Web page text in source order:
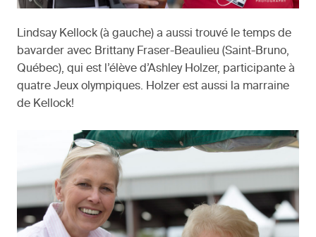
Lindsay Kellock (à gauche) a aussi trouvé le temps de
bavarder avec Brittany Fraser-Beaulieu (Saint-Bruno,
Québec), qui est l’élève d’Ashley Holzer, participante à
quatre Jeux olympiques. Holzer est aussi la marraine
de Kellock!